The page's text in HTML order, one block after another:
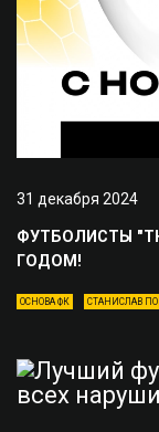
31 декабря 2024
ФУТБОЛИСТЫ
ГОДОМ!
ОСНОВА ФК СТАНИСЛАВ